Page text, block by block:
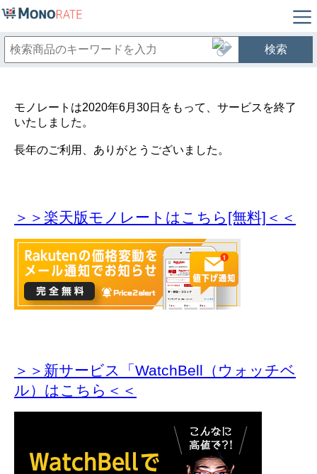
検索
モノレートは2020年6月30日をもって、サービスを終了
いたしました。
長年のご利用、ありがとうございました。
＞＞楽天版モノレートはこちら[無料]＜＜
＞＞新サービス「WatchBell（ウォッチベ
ル）はこちら＜＜